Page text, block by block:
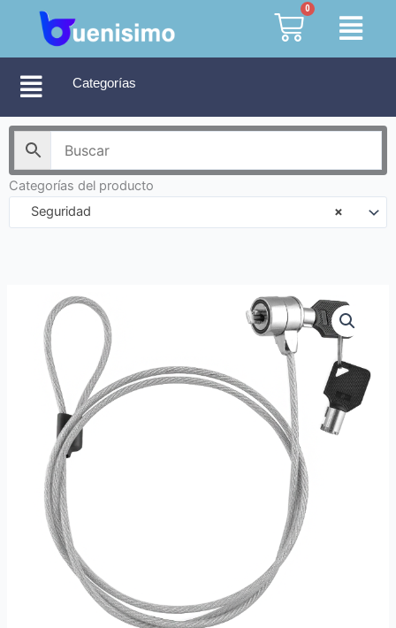
contenido
0
Cart
Categorías
Categorías del producto
×
Seguridad